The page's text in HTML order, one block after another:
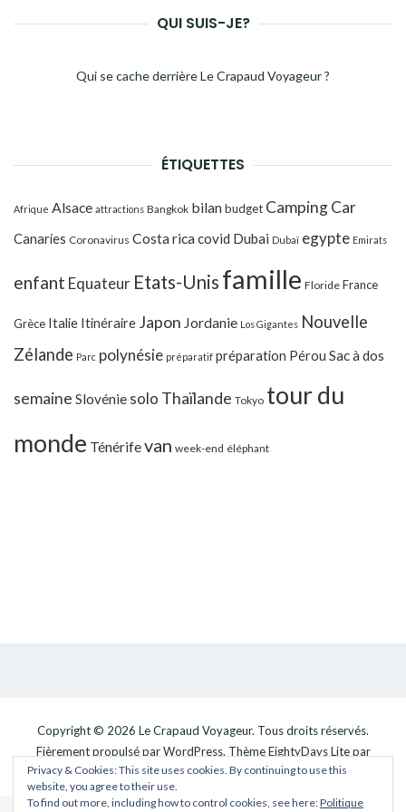
QUI SUIS-JE?
Qui se cache derrière Le Crapaud Voyageur ?
ÉTIQUETTES
Afrique Alsace attractions Bangkok bilanbudget Camping Car
Canaries Coronavirus Costa ricacovid Dubai Dubaï egypte Emirats
enfant Equateur Etats-Unis famille Floride France
Grèce Italie Itinéraire Japon Jordanie Los Gigantes Nouvelle
Zélande Parc polynésie préparatif préparation Pérou Sac à dos
semaine Slovénie solo Thaïlande Tokyo tour du
monde Ténérifevan week-end éléphant
Copyright © 2026 Le Crapaud Voyageur. Tous droits réservés.
Fièrement propulsé parWordPress. ThèmeEightyDays Litepar
GretaThemes.
Privacy & Cookies: This site uses cookies. By continuing to use this
website, you agree to their use.
To find out more, including how to control cookies, see here:Politique